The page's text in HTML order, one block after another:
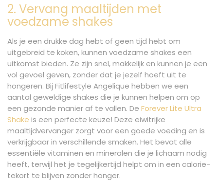
2. Vervang maaltijden met
voedzame shakes
Als je een drukke dag hebt of geen tijd hebt om
uitgebreid te koken, kunnen voedzame shakes een
uitkomst bieden. Ze zijn snel, makkelijk en kunnen je een
vol gevoel geven, zonder dat je jezelf hoeft uit te
hongeren. Bij Fitlifestyle Angelique hebben we een
aantal geweldige shakes die je kunnen helpen om op
een gezonde manier af te vallen. De Forever Lite Ultra
Shake is een perfecte keuze! Deze eiwitrijke
maaltijdvervanger zorgt voor een goede voeding en is
verkrijgbaar in verschillende smaken. Het bevat alle
essentiële vitaminen en mineralen die je lichaam nodig
heeft, terwijl het je tegelijkertijd helpt om in een calorie-
tekort te blijven zonder honger.